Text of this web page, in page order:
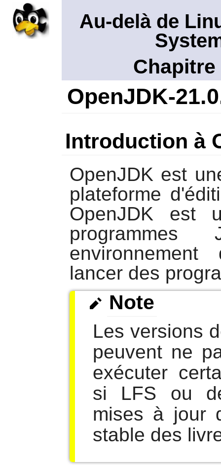
Au-delà de
OpenJDK-
Introduction à
OpenJDK est
plateforme
OpenJDK est
programmes
lancer des
Note
Les versions
peuvent ne
exécuter
si LFS ou
mises à jour
stable des